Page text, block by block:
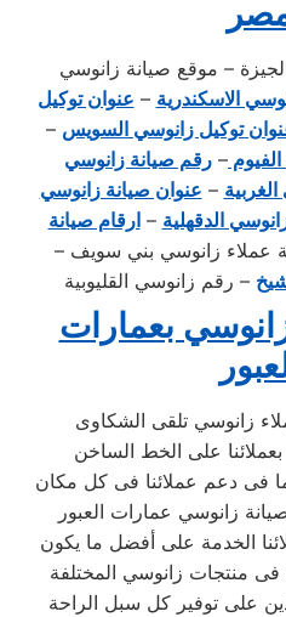
– موقع صيانة زانوسي
الاسكندرية – عنوان توكيل
توكيل زانوسي السويس –
– رقم صيانة زانوسي
– عنوان صيانة زانوسي
الدقهلية –ارقام صيانة
عملاء زانوسي بني سويف –
– رقم زانوسي القليوبية
بعمارات
زانوسي تلقى الشكاوى
على الخط الساخن
فى دعم عملائنا فى كل مكان
زانوسي عمارات العبور
الخدمة على أفضل ما يكون
فى منتجات زانوسي المختلفة
على توفير كل سبل الراحة